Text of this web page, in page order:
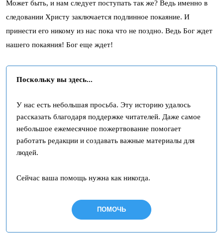
Может быть, и нам следует поступать так же? Ведь именно в
следовании Христу заключается подлинное покаяние. И
принести его никому из нас пока что не поздно. Ведь Бог ждет
нашего покаяния! Бог еще ждет!
Поскольку вы здесь...
У нас есть небольшая просьба. Эту историю удалось
рассказать благодаря поддержке читателей. Даже самое
небольшое ежемесячное пожертвование помогает
работать редакции и создавать важные материалы для
людей.
Сейчас ваша помощь нужна как никогда.
ПОМОЧЬ